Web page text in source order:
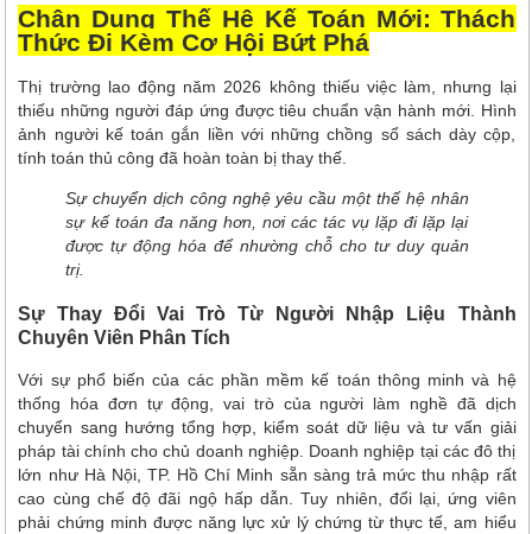
Chân Dung Thế Hệ Kế Toán Mới: Thách
Thức Đi Kèm Cơ Hội Bứt Phá
Thị trường lao động năm 2026 không thiếu việc làm, nhưng lại
thiếu những người đáp ứng được tiêu chuẩn vận hành mới. Hình
ảnh người kế toán gắn liền với những chồng sổ sách dày cộp,
tính toán thủ công đã hoàn toàn bị thay thế.
Sự chuyển dịch công nghệ yêu cầu một thế hệ nhân
sự kế toán đa năng hơn, nơi các tác vụ lặp đi lặp lại
được tự động hóa để nhường chỗ cho tư duy quản
trị.
Sự Thay Đổi Vai Trò Từ Người Nhập Liệu Thành
Chuyên Viên Phân Tích
Với sự phổ biến của các phần mềm kế toán thông minh và hệ
thống hóa đơn tự động, vai trò của người làm nghề đã dịch
chuyển sang hướng tổng hợp, kiểm soát dữ liệu và tư vấn giải
pháp tài chính cho chủ doanh nghiệp. Doanh nghiệp tại các đô thị
lớn như Hà Nội, TP. Hồ Chí Minh sẵn sàng trả mức thu nhập rất
cao cùng chế độ đãi ngộ hấp dẫn. Tuy nhiên, đổi lại, ứng viên
phải chứng minh được năng lực xử lý chứng từ thực tế, am hiểu